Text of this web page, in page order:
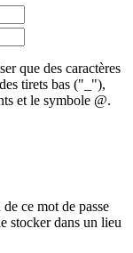
que des caractères
tirets bas ("_"),
et le symbole @.
ce mot de passe
stocker dans un lieu